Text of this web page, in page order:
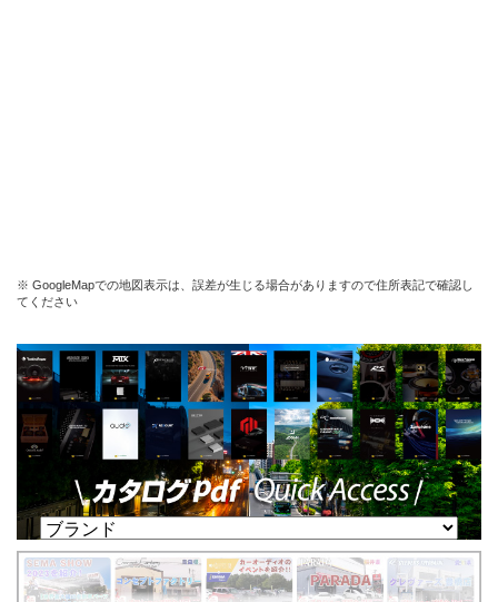
※ GoogleMapでの地図表示は、誤差が生じる場合がありますので住所表記で確認し
てください